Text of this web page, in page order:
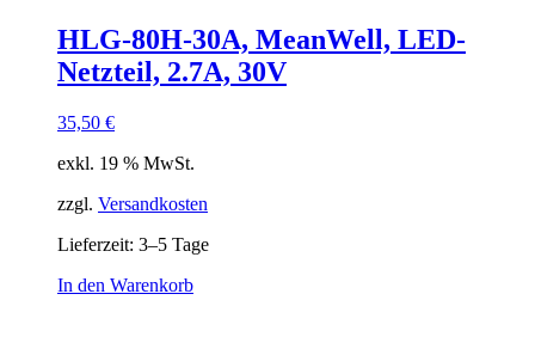
Ausgangsstrom
Ausgang Anschluss
Eingangsspannung
einstellbar
passiv(1)
Schnittstelle
HLG-80H-30A, MeanWell, LED-
Netzteil, 2.7A, 30V
35,50 €
exkl. 19 % MwSt.
zzgl. Versandkosten
Lieferzeit: 3–5 Tage
In den Warenkorb